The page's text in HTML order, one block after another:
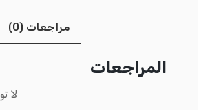
مراجعات (0)
المراجعات
لا